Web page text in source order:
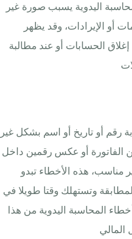
اليدوية يسبب صورة غير
أو الإيرادات، وقد يظهر
الحسابات أو عند مطالبة
رقم أو تاريخ أو اسم بشكل غير
الفاتورة أو عكس رقمين داخل
مناسب، هذه الأخطاء تبدو
وتستهلك وقتا طويلا في
المحاسبة اليدوية من هذا
المالي